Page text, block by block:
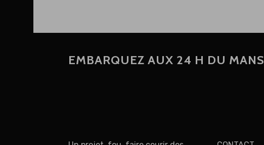
EMBARQUEZ AUX 24 H DU MANS